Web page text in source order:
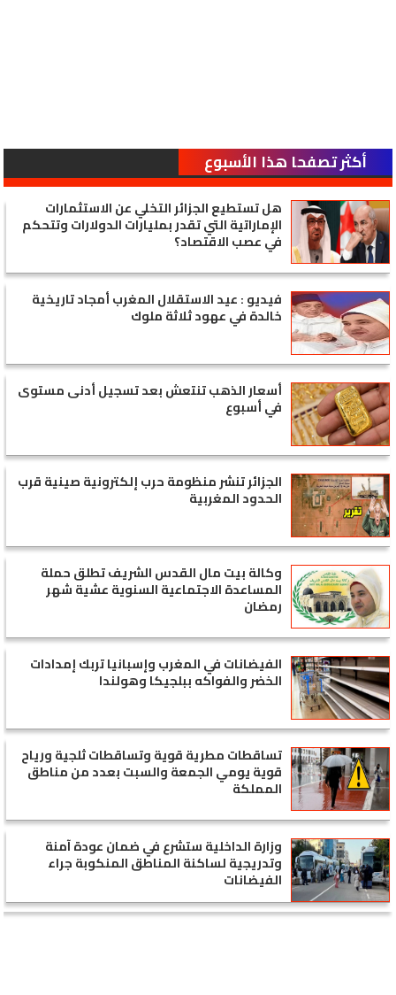
أكثر تصفحا هذا الأسبوع
هل تستطيع الجزائر التخلي عن الاستثمارات
الإماراتية التي تقدر بمليارات الدولارات وتتحكم
في عصب الاقتصاد؟
فيديو : عيد الاستقلال المغرب أمجاد تاريخية
خالدة في عهود ثلاثة ملوك
أسعار الذهب تنتعش بعد تسجيل أدنى مستوى
في أسبوع
الجزائر تنشر منظومة حرب إلكترونية صينية قرب
الحدود المغربية
وكالة بيت مال القدس الشريف تطلق حملة
المساعدة الاجتماعية السنوية عشية شهر
رمضان
الفيضانات في المغرب وإسبانيا تربك إمدادات
الخضر والفواكه ببلجيكا وهولندا
تساقطات مطرية قوية وتساقطات ثلجية ورياح
قوية يومي الجمعة والسبت بعدد من مناطق
المملكة
وزارة الداخلية ستشرع في ضمان عودة آمنة
وتدريجية لساكنة المناطق المنكوبة جراء
الفيضانات